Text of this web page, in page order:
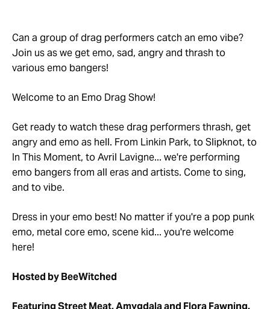
Can a group of drag performers catch an emo vibe?
Join us as we get emo, sad, angry and thrash to
various emo bangers!
Welcome to an Emo Drag Show!
Get ready to watch these drag performers thrash, get
angry and emo as hell. From Linkin Park, to Slipknot, to
In This Moment, to Avril Lavigne... we're performing
emo bangers from all eras and artists. Come to sing,
and to vibe.
Dress in your emo best! No matter if you're a pop punk
emo, metal core emo, scene kid... you're welcome
here!
Hosted by BeeWitched
Featuring Street Meat, Amygdala and Flora Fawning.